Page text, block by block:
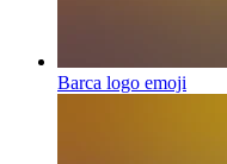
Barca logo emoji